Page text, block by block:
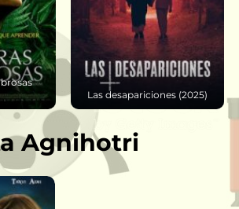
Las desapariciones (2025)
Agnihotri